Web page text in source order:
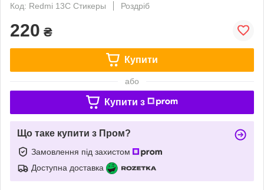
Код: Redmi 13C Стикеры
Роздріб
220 ₴
Купити
або
Купити з
Що таке купити з Пром?
Замовлення під захистом
Доступна доставка